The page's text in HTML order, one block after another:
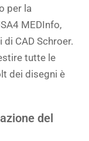
per la
MEDInfo,
CAD Schroer.
tutte le
dei disegni è
del